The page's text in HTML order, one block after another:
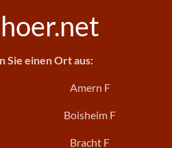
Sie einen Ort aus:
Amern F
Boisheim F
Bracht F